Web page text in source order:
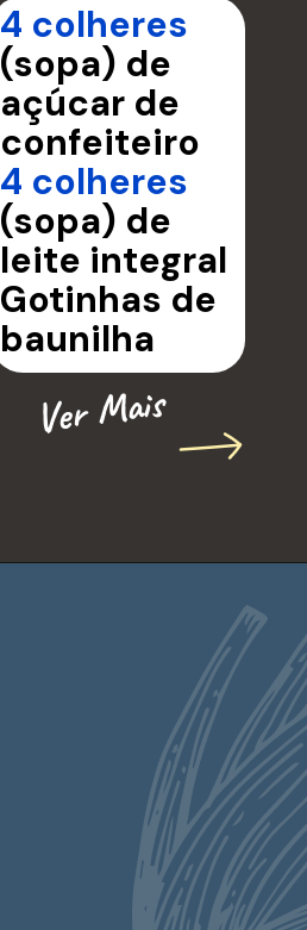
Ver Mais
4 colheres
(sopa) de
açúcar de
confeiteiro
4 colheres
(sopa) de
leite integral
Gotinhas de
baunilha